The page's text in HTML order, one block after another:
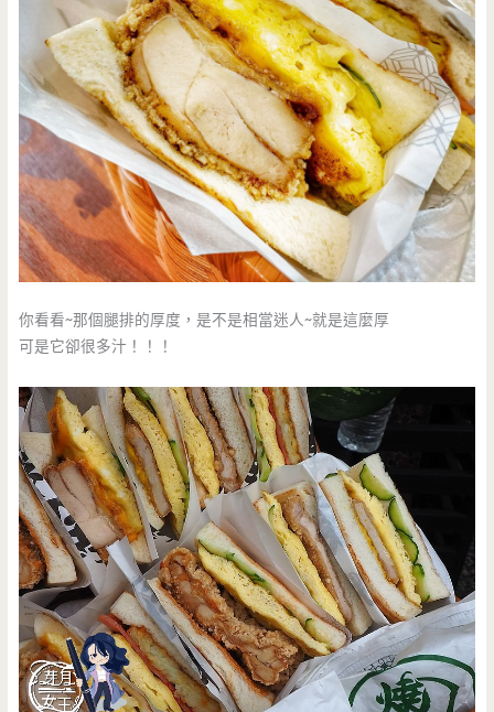
你看看~那個腿排的厚度，是不是相當迷人~就是這麼厚
可是它卻很多汁！！！